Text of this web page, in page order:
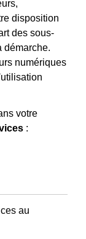
disposition
des sous-
démarche.
numériques
votre
:
au